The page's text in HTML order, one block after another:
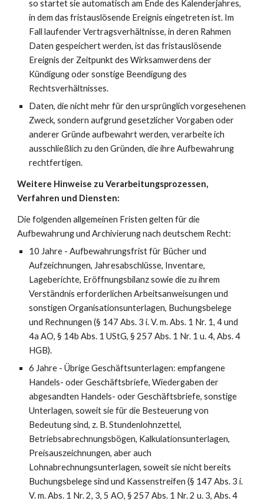
so startet sie automatisch am Ende des Kalenderjahres,
in dem das fristauslösende Ereignis eingetreten ist. Im
Fall laufender Vertragsverhältnisse, in deren Rahmen
Daten gespeichert werden, ist das fristauslösende
Ereignis der Zeitpunkt des Wirksamwerdens der
Kündigung oder sonstige Beendigung des
Rechtsverhältnisses.
Daten, die nicht mehr für den ursprünglich vorgesehenen
Zweck, sondern aufgrund gesetzlicher Vorgaben oder
anderer Gründe aufbewahrt werden, verarbeite ich
ausschließlich zu den Gründen, die ihre Aufbewahrung
rechtfertigen.
Weitere Hinweise zu Verarbeitungsprozessen,
Verfahren und Diensten:
Die folgenden allgemeinen Fristen gelten für die
Aufbewahrung und Archivierung nach deutschem Recht:
10 Jahre - Aufbewahrungsfrist für Bücher und
Aufzeichnungen, Jahresabschlüsse, Inventare,
Lageberichte, Eröffnungsbilanz sowie die zu ihrem
Verständnis erforderlichen Arbeitsanweisungen und
sonstigen Organisationsunterlagen, Buchungsbelege
und Rechnungen (§ 147 Abs. 3 i. V. m. Abs. 1 Nr. 1, 4 und
4a AO, § 14b Abs. 1 UStG, § 257 Abs. 1 Nr. 1 u. 4, Abs. 4
HGB).
6 Jahre - Übrige Geschäftsunterlagen: empfangene
Handels- oder Geschäftsbriefe, Wiedergaben der
abgesandten Handels- oder Geschäftsbriefe, sonstige
Unterlagen, soweit sie für die Besteuerung von
Bedeutung sind, z. B. Stundenlohnzettel,
Betriebsabrechnungsbögen, Kalkulationsunterlagen,
Preisauszeichnungen, aber auch
Lohnabrechnungsunterlagen, soweit sie nicht bereits
Buchungsbelege sind und Kassenstreifen (§ 147 Abs. 3 i.
V. m. Abs. 1 Nr. 2, 3, 5 AO, § 257 Abs. 1 Nr. 2 u. 3, Abs. 4